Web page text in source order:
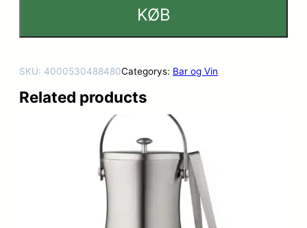
KØB
SKU: 4000530488480Categorys: Bar og Vin
Related products